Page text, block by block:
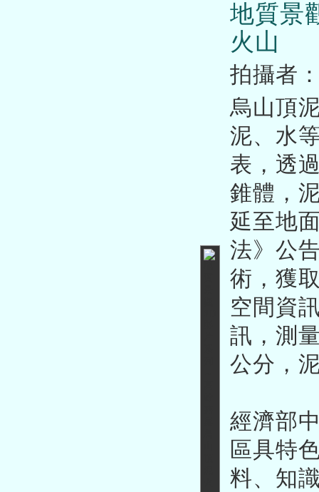
地質景
火山
拍攝者
烏山頂
泥、水
表，透
錐體，
延至地
法》公
術，獲
空間資
訊，測
公分，
經濟部
區具特
料、知